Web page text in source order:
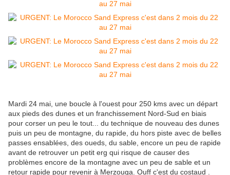
Mardi 24 mai, une boucle à l'ouest pour 250 kms avec un départ
aux pieds des dunes et un franchissement Nord-Sud en biais
pour corser un peu le tout... du technique de nouveau des dunes
puis un peu de montagne, du rapide, du hors piste avec de belles
passes ensablées, des oueds, du sable, encore un peu de rapide
avant de retrouver un petit erg qui risque de causer des
problèmes encore de la montagne avec un peu de sable et un
retour rapide pour revenir à Merzouga. Ouff c'est du costaud .